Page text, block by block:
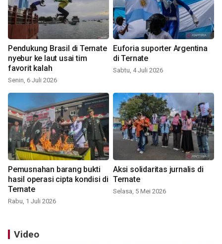
Pendukung Brasil di Ternate
nyebur ke laut usai tim
favorit kalah
Senin, 6 Juli 2026
Euforia suporter Argentina
di Ternate
Sabtu, 4 Juli 2026
Pemusnahan barang bukti
hasil operasi cipta kondisi di
Ternate
Rabu, 1 Juli 2026
Aksi solidaritas jurnalis di
Ternate
Selasa, 5 Mei 2026
Video